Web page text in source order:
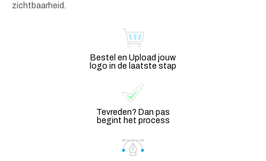
zichtbaarheid.
Bestel en Upload jouw
logo in de laatste stap
Tevreden? Dan pas
begint het process